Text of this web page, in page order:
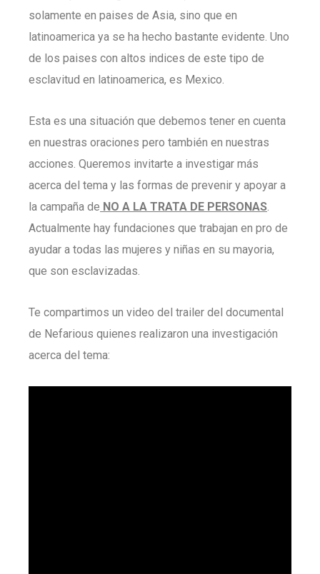
solamente en paises de Asia, sino que en
latinoamerica ya se ha hecho bastante evidente. Uno
de los paises con altos indices de este tipo de
esclavitud en latinoamerica, es Mexico.
Esta es una situación que debemos tener en cuenta
en nuestras oraciones pero también en nuestras
acciones. Queremos invitarte a investigar más
acerca del tema y las formas de prevenir y apoyar a
la campaña de NO A LA TRATA DE PERSONAS.
Actualmente hay fundaciones que trabajan en pro de
ayudar a todas las mujeres y niñas en su mayoria,
que son esclavizadas.
Te compartimos un video del trailer del documental
de Nefarious quienes realizaron una investigación
acerca del tema: